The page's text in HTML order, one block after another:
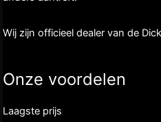
Wij zijn officieel dealer van de
Onze voordelen
Laagste prijs